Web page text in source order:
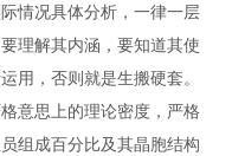
情况具体分析，一律一层
理解其内涵，要知道其使
用，否则就是生搬硬套。
意思上的理论密度，严格
组成百分比及其晶胞结构